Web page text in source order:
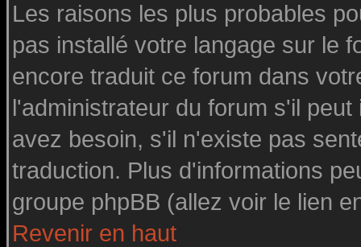
Les raisons les plus probables
pas installé votre langage sur le
encore traduit ce forum dans
l'administrateur du forum s'il
avez besoin, s'il n'existe pas
traduction. Plus d'informations
groupe phpBB (allez voir le lien
Revenir en haut